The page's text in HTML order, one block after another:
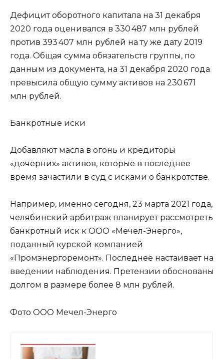
Дефицит оборотного капитала на 31 декабря
2020 года оценивался в 330 487 млн рублей
против 393 407 млн рублей на ту же дату 2019
года. Общая сумма обязательств группы, по
данным из документа, на 31 декабря 2020 года
превысила общую сумму активов на 230 671
млн рублей.
Банкротные иски
Добавляют масла в огонь и кредиторы
«дочерних» активов, которые в последнее
время зачастили в суд с исками о банкротстве.
Например, именно сегодня, 23 марта 2021 года,
челябинский арбитраж планирует рассмотреть
банкротный иск к ООО «Мечел-Энерго»,
поданный курской компанией
«Промэнергоремонт». Последнее настаивает на
введении наблюдения. Претензии обоснованы
долгом в размере более 8 млн рублей.
Фото ООО Мечел-Энерго